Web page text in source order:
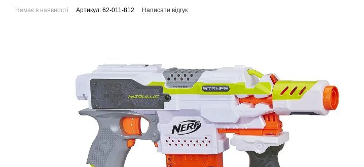
Немає в наявності Артикул: 62-011-812 Написати відгук